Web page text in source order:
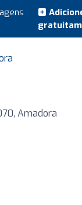
Amadora